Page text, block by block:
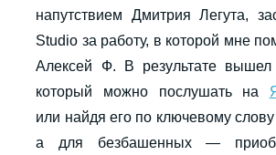
напутствием Дмитрия Легута,
Studio за работу, в которой мне
Алексей Ф. В результате вышел
который можно послушать на
или найдя его по ключевому
а для безбашенных —